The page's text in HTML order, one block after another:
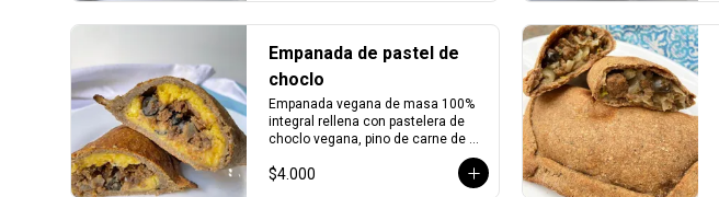
Empanada de pastel de
choclo
Empanada vegana de masa 100%
integral rellena con pastelera de
choclo vegana, pino de carne de
$4.000